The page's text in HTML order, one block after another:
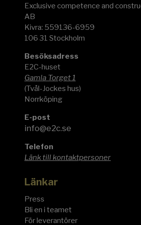
Exclusive competence and
AB
Kivra: 559136-6959
106 31 Stockholm
Besöksadress
E2C-huset
Gamla Torget 1
(Tvål-Jockes hus)
Norrköping
E-post
info@e2c.se
Telefon
Länk till kontaktpersoner
Länkar
Press
Bli en i teamet
För leverantörer